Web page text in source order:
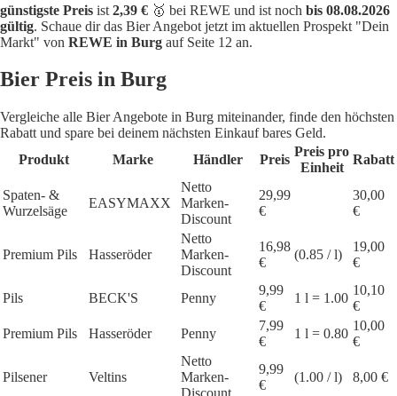
günstigste Preis ist 2,39 € 🥇 bei REWE und ist noch bis 08.08.2026
gültig. Schaue dir das Bier Angebot jetzt im aktuellen Prospekt "Dein
Markt" von REWE in Burg auf Seite 12 an.
Bier Preis in Burg
Vergleiche alle Bier Angebote in Burg miteinander, finde den höchsten
Rabatt und spare bei deinem nächsten Einkauf bares Geld.
Produkt
Marke Händler Preis
Preis pro
Einheit
Rabatt
Spaten- &
Wurzelsäge
EASYMAXX
Netto
Marken-
Discount
29,99
€
30,00
€
Premium Pils Hasseröder
Netto
Marken-
Discount
16,98
€
(0.85 / l)
19,00
€
Pils BECK'S Penny
9,99
€
1 l = 1.00
10,10
€
Premium Pils
Hasseröder Penny
7,99
€
1 l = 0.80
10,00
€
Pilsener Veltins
Netto
Marken-
9,99
€
(1.00 / l) 8,00 €